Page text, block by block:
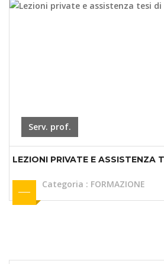
Serv. prof.
LEZIONI PRIVATE E ASSISTENZA
Categoria : FORMAZIONE